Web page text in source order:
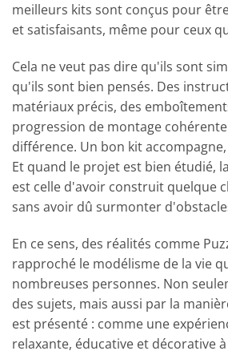
meilleurs kits sont conçus pour
et satisfaisants, même pour ceux
Cela ne veut pas dire qu'ils sont
qu'ils sont bien pensés. Des
matériaux précis, des
progression de montage
différence. Un bon kit
Et quand le projet est bien étudié,
est celle d'avoir construit quelque
sans avoir dû surmonter
En ce sens, des réalités comme
rapproché le modélisme de la vie
nombreuses personnes. Non
des sujets, mais aussi par la
est présenté : comme une
relaxante, éducative et décorative